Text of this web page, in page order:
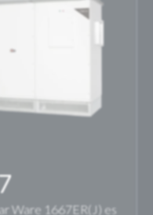
Ware 1667ER(J) es